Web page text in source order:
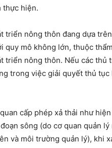
thực hiện.
triển nông thôn đang dựa
quy mô không lớn, thuộc
triển nông thôn. Nếu các thủ
trong việc giải quyết thủ tục
cấp phép xả thải như
sông (do cơ quan quản lý
và môi trường quản lý), khi